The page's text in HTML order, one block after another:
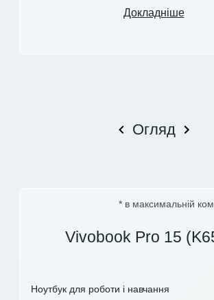
Докладніше
Огляд
* в максимальній
Vivobook Pro 15
Ноутбук для роботи і навчання